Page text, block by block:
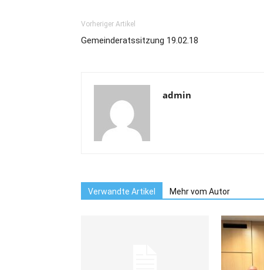
Vorheriger Artikel
Gemeinderatssitzung 19.02.18
admin
Verwandte Artikel Mehr vom Autor